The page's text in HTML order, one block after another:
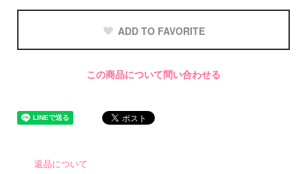
ADD TO FAVORITE
この商品について問い合わせる
返品について